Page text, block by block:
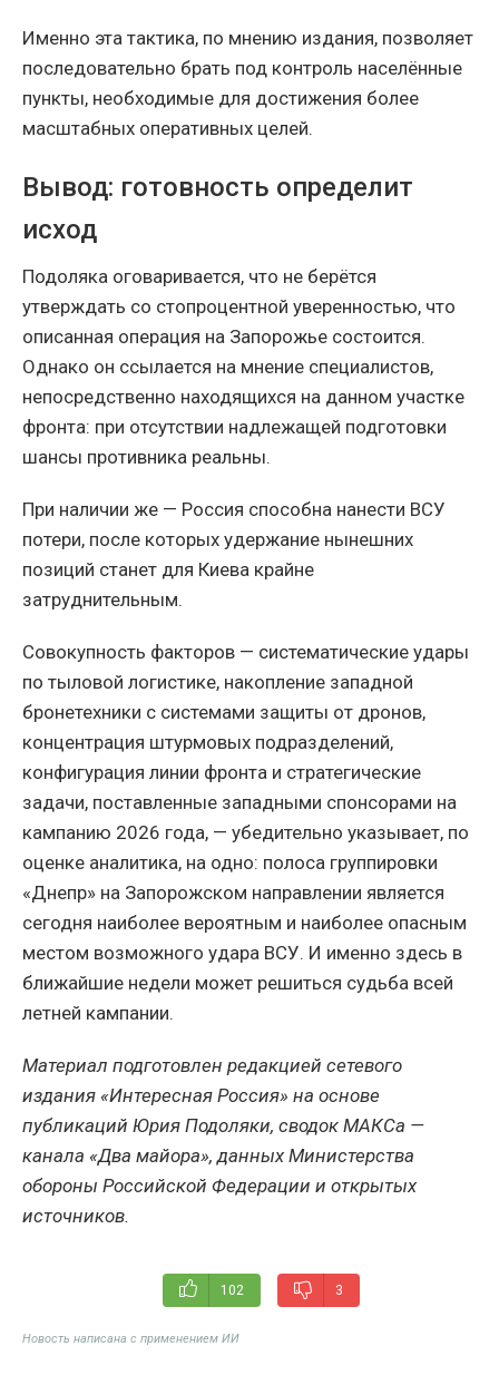
Именно эта тактика, по мнению издания, позволяет
последовательно брать под контроль населённые
пункты, необходимые для достижения более
масштабных оперативных целей.
Вывод: готовность определит
исход
Подоляка оговаривается, что не берётся
утверждать со стопроцентной уверенностью, что
описанная операция на Запорожье состоится.
Однако он ссылается на мнение специалистов,
непосредственно находящихся на данном участке
фронта: при отсутствии надлежащей подготовки
шансы противника реальны.
При наличии же — Россия способна нанести ВСУ
потери, после которых удержание нынешних
позиций станет для Киева крайне
затруднительным.
Совокупность факторов — систематические удары
по тыловой логистике, накопление западной
бронетехники с системами защиты от дронов,
концентрация штурмовых подразделений,
конфигурация линии фронта и стратегические
задачи, поставленные западными спонсорами на
кампанию 2026 года, — убедительно указывает, по
оценке аналитика, на одно: полоса группировки
«Днепр» на Запорожском направлении является
сегодня наиболее вероятным и наиболее опасным
местом возможного удара ВСУ. И именно здесь в
ближайшие недели может решиться судьба всей
летней кампании.
Материал подготовлен редакцией сетевого
издания «Интересная Россия» на основе
публикаций Юрия Подоляки, сводок МАКСа —
канала «Два майора», данных Министерства
обороны Российской Федерации и открытых
источников.
102 3
Новость написана с применением ИИ